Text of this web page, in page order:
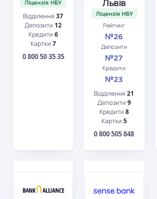
Ліцензія НБУ
Відділення37
Депозити 12
Кредити 6
Картки 7
0 800 50 35 35
Львів
Ліцензія НБУ
Рейтинг
№26
Депозити
№27
Кредити
№23
Відділення21
Депозити 9
Кредити 8
Картки 5
0 800 505 848